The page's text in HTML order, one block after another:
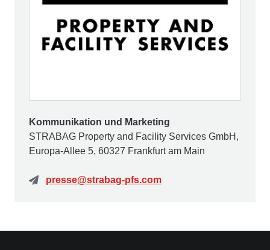
Kommunikation und Marketing
STRABAG Property and Facility Services GmbH,
Europa-Allee 5, 60327 Frankfurt am Main
presse@strabag-pfs.com